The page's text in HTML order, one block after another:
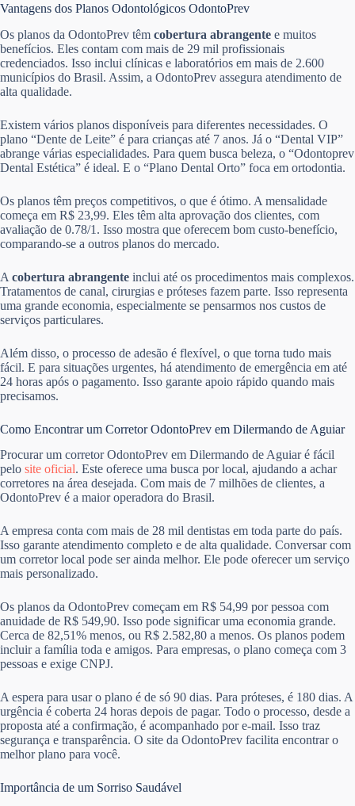
Vantagens dos Planos Odontológicos OdontoPrev
Os planos da OdontoPrev têm cobertura abrangente e muitos
benefícios. Eles contam com mais de 29 mil profissionais
credenciados. Isso inclui clínicas e laboratórios em mais de 2.600
municípios do Brasil. Assim, a OdontoPrev assegura atendimento de
alta qualidade.
Existem vários planos disponíveis para diferentes necessidades. O
plano “Dente de Leite” é para crianças até 7 anos. Já o “Dental VIP”
abrange várias especialidades. Para quem busca beleza, o “Odontoprev
Dental Estética” é ideal. E o “Plano Dental Orto” foca em ortodontia.
Os planos têm preços competitivos, o que é ótimo. A mensalidade
começa em R$ 23,99. Eles têm alta aprovação dos clientes, com
avaliação de 0.78/1. Isso mostra que oferecem bom custo-benefício,
comparando-se a outros planos do mercado.
A cobertura abrangente inclui até os procedimentos mais complexos.
Tratamentos de canal, cirurgias e próteses fazem parte. Isso representa
uma grande economia, especialmente se pensarmos nos custos de
serviços particulares.
Além disso, o processo de adesão é flexível, o que torna tudo mais
fácil. E para situações urgentes, há atendimento de emergência em até
24 horas após o pagamento. Isso garante apoio rápido quando mais
precisamos.
Como Encontrar um Corretor OdontoPrev em Dilermando de Aguiar
Procurar um corretor OdontoPrev em Dilermando de Aguiar é fácil
pelo site oficial. Este oferece uma busca por local, ajudando a achar
corretores na área desejada. Com mais de 7 milhões de clientes, a
OdontoPrev é a maior operadora do Brasil.
A empresa conta com mais de 28 mil dentistas em toda parte do país.
Isso garante atendimento completo e de alta qualidade. Conversar com
um corretor local pode ser ainda melhor. Ele pode oferecer um serviço
mais personalizado.
Os planos da OdontoPrev começam em R$ 54,99 por pessoa com
anuidade de R$ 549,90. Isso pode significar uma economia grande.
Cerca de 82,51% menos, ou R$ 2.582,80 a menos. Os planos podem
incluir a família toda e amigos. Para empresas, o plano começa com 3
pessoas e exige CNPJ.
A espera para usar o plano é de só 90 dias. Para próteses, é 180 dias. A
urgência é coberta 24 horas depois de pagar. Todo o processo, desde a
proposta até a confirmação, é acompanhado por e-mail. Isso traz
segurança e transparência. O site da OdontoPrev facilita encontrar o
melhor plano para você.
Importância de um Sorriso Saudável